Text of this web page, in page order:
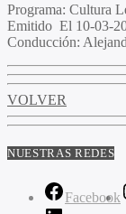
Programa: Cultura
Emitido El 10-03-
Conducción:
VOLVER
NUESTRAS REDES
Facebook